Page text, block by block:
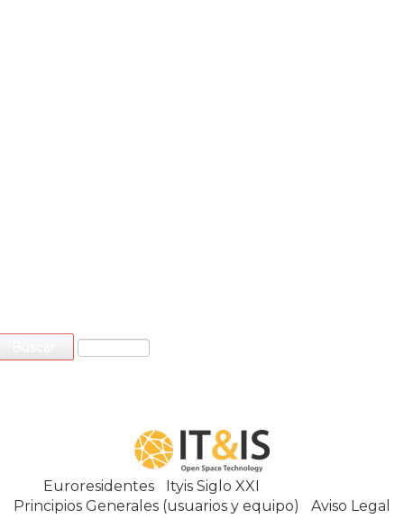
Euroresidentes| Ityis Siglo XXI
Principios Generales (usuarios y equipo)
Aviso Legal